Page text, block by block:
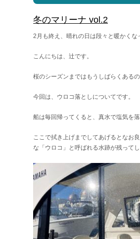
冬のマリーナ vol.2
2月も終え、晴れの日は段々と暖かくな
こんにちは、辻です。
桜のシーズンまではもうしばらくある
今回は、ウロコ落としについてです。
船は毎回帰ってくると、真水で塩気を
ここで拭き上げまでしてあげるとなお
な「ウロコ」と呼ばれる水跡が残ってし